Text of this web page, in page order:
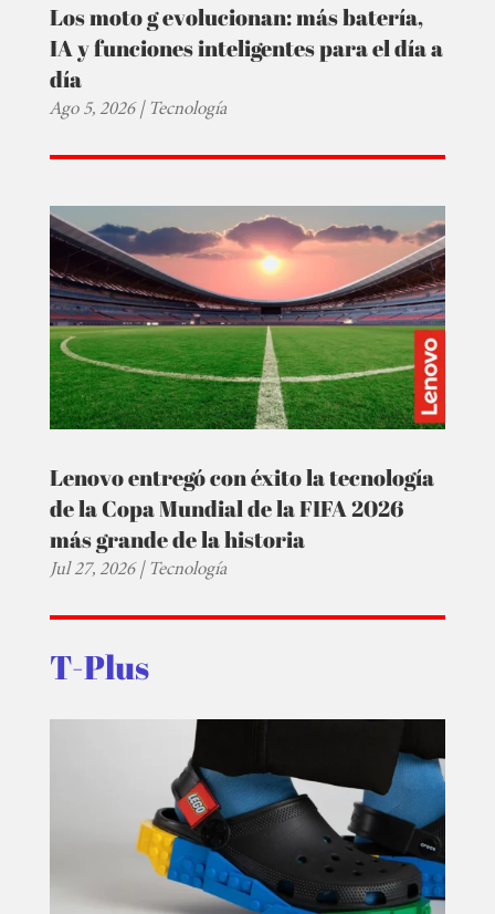
Los moto g evolucionan: más batería,
IA y funciones inteligentes para el día a
día
Ago 5, 2026|Tecnología
Lenovo entregó con éxito la tecnología
de la Copa Mundial de la FIFA 2026
más grande de la historia
Jul 27, 2026|Tecnología
T-Plus